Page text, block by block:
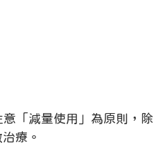
「減量使用」為原則，
療。